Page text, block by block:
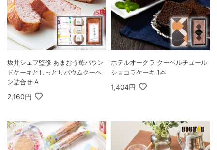
坂井シェフ監修 あまおう苺パウン
ドケーキとしっとりバウムクーヘ
ン詰合せ A
2,160円
ホテルオークラ クーベルチュール
ショコラケーキ 1本
1,404円